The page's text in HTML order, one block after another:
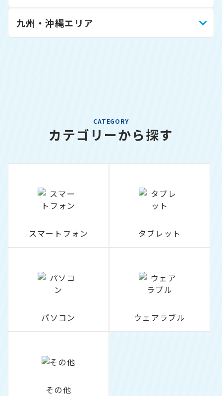
九州・沖縄エリア
CATEGORY
カテゴリーから探す
スマートフォン タブレット
パソコン ウェアラブル
その他